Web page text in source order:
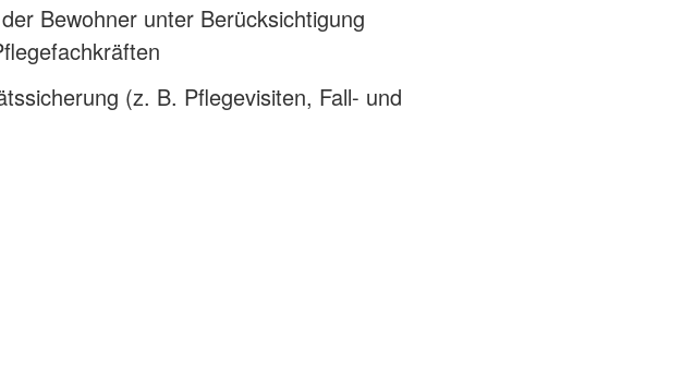
Bewohner unter Berücksichtigung
(z. B. Pflegevisiten, Fall- und